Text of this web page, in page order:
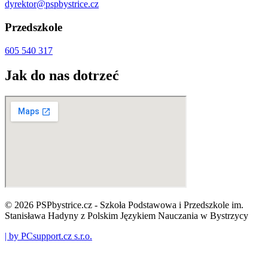
dyrektor@pspbystrice.cz
Przedszkole
605 540 317
Jak do nas dotrzeć
© 2026 PSPbystrice.cz - Szkoła Podstawowa i Przedszkole im.
Stanisława Hadyny z Polskim Językiem Nauczania w Bystrzycy
| by PCsupport.cz s.r.o.